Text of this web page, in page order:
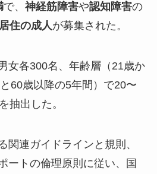
で、 神経筋障害や認知障害の
住の成人が募集された。
女各300名、年齢層（21歳か
60歳以降の5年間）で20〜
抽出した。
関連ガイドラインと規則、
ートの倫理原則に従い、国